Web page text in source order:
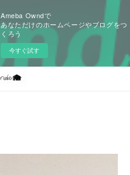
Ameba Owndで
あなただけのホームページやブログをつ
くろう
今すぐ試す